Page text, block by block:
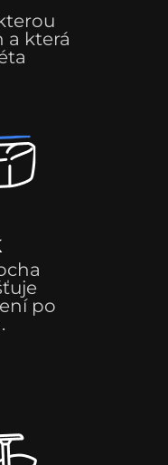
a která
po